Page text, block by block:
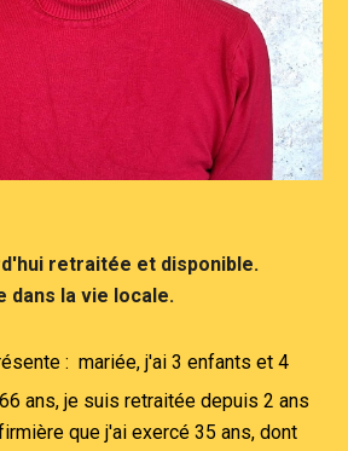
retraitée et disponible.
dans la vie locale.
: mariée, j'ai 3 enfants et 4
ans, je suis retraitée depuis 2 ans
que j'ai exercé 35 ans, dont